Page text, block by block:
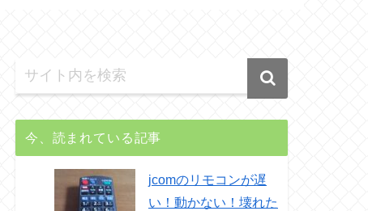
今、読まれている記事
jcomのリモコンが遅
い！動かない！壊れた